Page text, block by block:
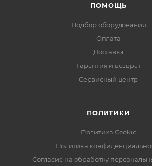
ПОМОЩЬ
Подбор оборудования
Оплата
Доставка
Гарантия и возврат
Сервисный центр
ПОЛИТИКИ
Политика Cookie
Политика
Согласие на обработку